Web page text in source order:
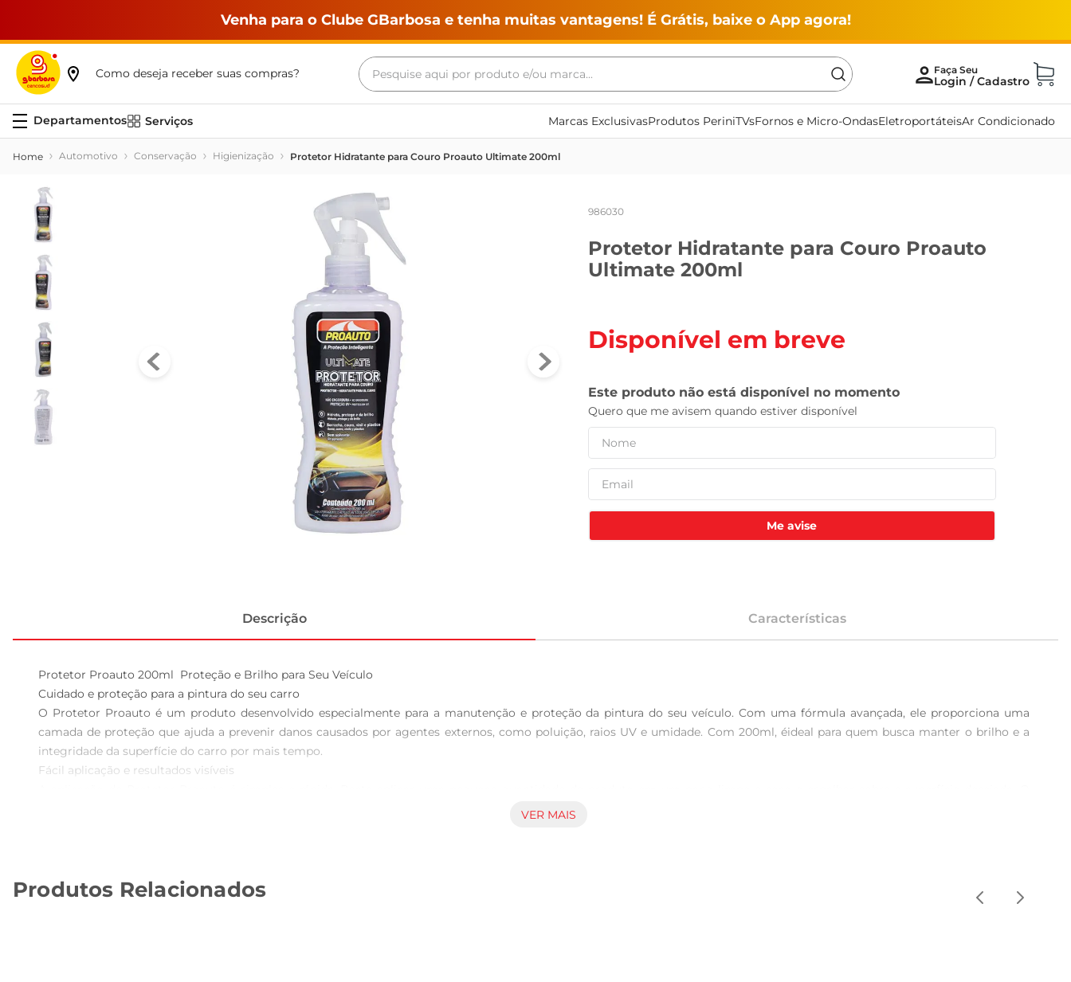
Venha para o Clube GBarbosa e tenha muitas vantagens! É Grátis, baixe o App agora!
Como deseja receber suas compras?
Pesquise aqui por produto e/ou marca...
Serviços Marcas ExclusivasProdutos PeriniTVsFornos e Micro-OndasEletroportáteisAr Condicionado
Automotivo Conservação Higienização Protetor Hidratante para Couro Proauto Ultimate 200ml
986030
Protetor Hidratante para Couro Proauto
Ultimate 200ml
Disponível em breve
Me avise
Descrição Características
Protetor Proauto 200ml  Proteção e Brilho para Seu Veículo
Cuidado e proteção para a pintura do seu carro
O Protetor Proauto é um produto desenvolvido especialmente para a manutenção e proteção da pintura do seu veículo. Com uma fórmula avançada, ele proporciona uma
camada de proteção que ajuda a prevenir danos causados por agentes externos, como poluição, raios UV e umidade. Com 200ml, éideal para quem busca manter o brilho e a
integridade da superfície do carro por mais tempo.
Fácil aplicação e resultados visíveis
resultado é um acabamento brilhante e duradouro, que realça a cor do veículo e proporciona umaaparência de carro recémlavado. Ideal para uso em todas as cores de pintura, o
útil em ambientes urbanos, onde a exposição a poluentes e detritos é constante. Com o uso regular, você notará uma redução significativa na aderência de sujeira e manchas,
VER MAIS
Produtos Relacionados
Termos mais buscados
maquina lavar
cerveja
leite
vinho
leite pó
tv